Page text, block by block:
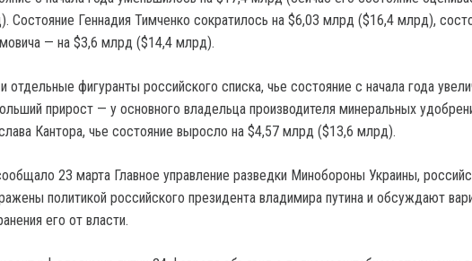
Состояние Геннадия Тимченко сократилось на $6,03 млрд ($16,4 млрд),
— на $3,6 млрд ($14,4 млрд).
отдельные фигуранты российского списка, чье состояние с начала года
прирост — у основного владельца производителя минеральных
Кантора, чье состояние выросло на $4,57 млрд ($13,6 млрд).
23 марта Главное управление разведки Минобороны Украины,
политикой российского президента владимира путина и обсуждают
его от власти.